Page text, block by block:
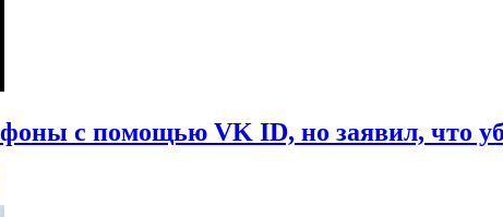
с помощью VK ID, но заявил, что